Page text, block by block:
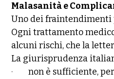
Malasanità e
Uno dei
Ogni trattamento
alcuni rischi, che la
La giurisprudenza
· non è sufficiente,